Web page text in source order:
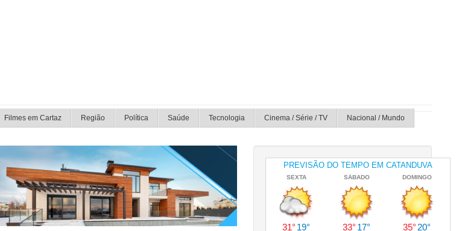
Filmes em Cartaz Região Política Saúde Tecnologia Cinema / Série / TV Nacional / Mundo